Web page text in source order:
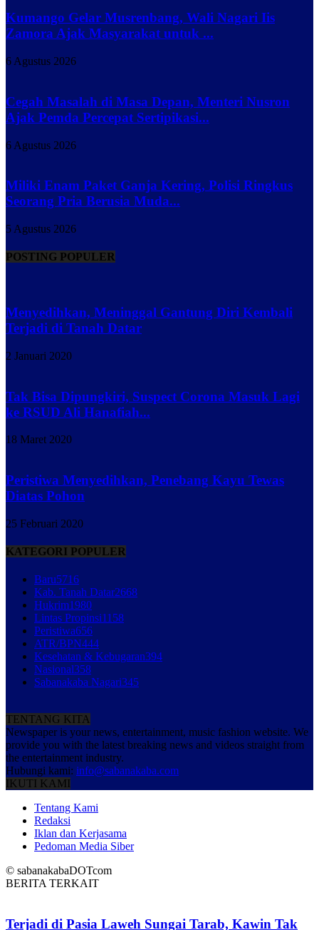
Kumango Gelar Musrenbang, Wali Nagari Iis
Zamora Ajak Masyarakat untuk ...
6 Agustus 2026
Cegah Masalah di Masa Depan, Menteri Nusron
Ajak Pemda Percepat Sertipikasi...
6 Agustus 2026
Miliki Enam Paket Ganja Kering, Polisi Ringkus
Seorang Pria Berusia Muda...
5 Agustus 2026
POSTING POPULER
Menyedihkan, Meninggal Gantung Diri Kembali
Terjadi di Tanah Datar
2 Januari 2020
Tak Bisa Dipungkiri, Suspect Corona Masuk Lagi
ke RSUD Ali Hanafiah...
18 Maret 2020
Peristiwa Menyedihkan, Penebang Kayu Tewas
Diatas Pohon
25 Februari 2020
KATEGORI POPULER
Baru5716
Kab. Tanah Datar2668
Hukrim1980
Lintas Propinsi1158
Peristiwa656
ATR/BPN444
Kesehatan & Kebugaran394
Nasional358
Sabanakaba Nagari345
TENTANG KITA
Newspaper is your news, entertainment, music fashion website. We
provide you with the latest breaking news and videos straight from
the entertainment industry.
Hubungi kami: info@sabanakaba.com
IKUTI KAMI
Tentang Kami
Redaksi
Iklan dan Kerjasama
Pedoman Media Siber
© sabanakabaDOTcom
BERITA TERKAIT
Terjadi di Pasia Laweh Sungai Tarab, Kawin Tak